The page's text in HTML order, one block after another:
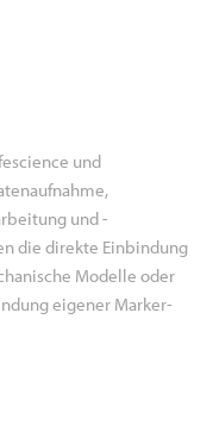
und
und -
die direkte Einbindung
Modelle oder
eigener Marker-